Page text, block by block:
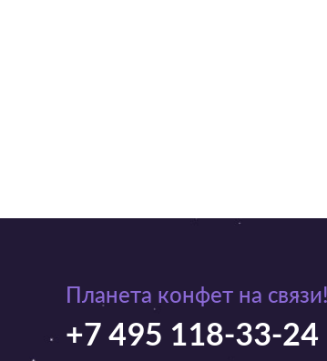
Планета конфет на связи!
+7 495 118-33-24